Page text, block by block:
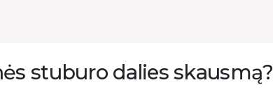
stuburo dalies skausmą?